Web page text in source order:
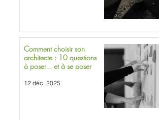
Comment choisir son
architecte : 10 questions
à poser... et à se poser
12 déc. 2025